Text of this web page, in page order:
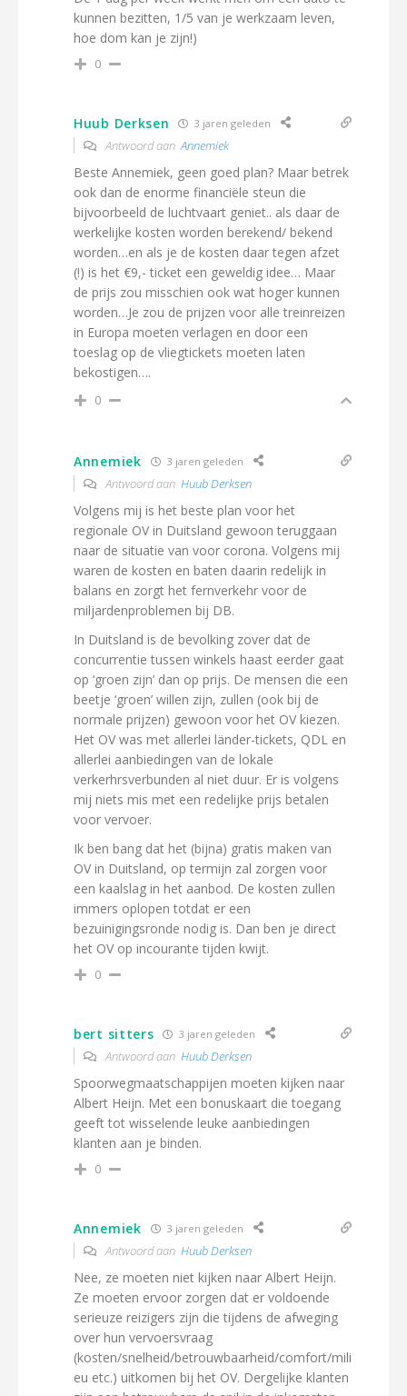
kunnen bezitten, 1/5 van je werkzaam leven,
hoe dom kan je zijn!)
0
Huub Derksen 3 jaren geleden
Antwoord aanAnnemiek
Beste Annemiek, geen goed plan? Maar betrek
ook dan de enorme financiële steun die
bijvoorbeeld de luchtvaart geniet.. als daar de
werkelijke kosten worden berekend/ bekend
worden…en als je de kosten daar tegen afzet
(!) is het €9,- ticket een geweldig idee… Maar
de prijs zou misschien ook wat hoger kunnen
worden…Je zou de prijzen voor alle treinreizen
in Europa moeten verlagen en door een
toeslag op de vliegtickets moeten laten
bekostigen….
0
Annemiek 3 jaren geleden
Antwoord aan Huub Derksen
Volgens mij is het beste plan voor het
regionale OV in Duitsland gewoon teruggaan
naar de situatie van voor corona. Volgens mij
waren de kosten en baten daarin redelijk in
balans en zorgt het fernverkehr voor de
miljardenproblemen bij DB.
In Duitsland is de bevolking zover dat de
concurrentie tussen winkels haast eerder gaat
op ‘groen zijn’ dan op prijs. De mensen die een
beetje ‘groen’ willen zijn, zullen (ook bij de
normale prijzen) gewoon voor het OV kiezen.
Het OV was met allerlei länder-tickets, QDL en
allerlei aanbiedingen van de lokale
verkerhrsverbunden al niet duur. Er is volgens
mij niets mis met een redelijke prijs betalen
voor vervoer.
Ik ben bang dat het (bijna) gratis maken van
OV in Duitsland, op termijn zal zorgen voor
een kaalslag in het aanbod. De kosten zullen
immers oplopen totdat er een
bezuinigingsronde nodig is. Dan ben je direct
het OV op incourante tijden kwijt.
0
bert sitters 3 jaren geleden
Antwoord aan Huub Derksen
Spoorwegmaatschappijen moeten kijken naar
Albert Heijn. Met een bonuskaart die toegang
geeft tot wisselende leuke aanbiedingen
klanten aan je binden.
0
Annemiek 3 jaren geleden
Antwoord aan Huub Derksen
Nee, ze moeten niet kijken naar Albert Heijn.
Ze moeten ervoor zorgen dat er voldoende
serieuze reizigers zijn die tijdens de afweging
over hun vervoersvraag
(kosten/snelheid/betrouwbaarheid/comfort/mili
eu etc.) uitkomen bij het OV. Dergelijke klanten